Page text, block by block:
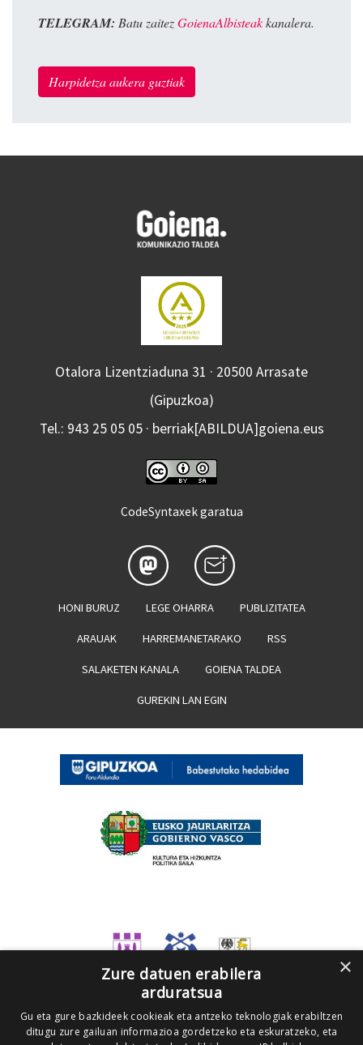
TELEGRAM: Batu zaitezGoienaAlbisteakkanalera.
Harpidetza aukera guztiak
Otalora Lizentziaduna 31 · 20500 Arrasate
(Gipuzkoa)
Tel.: 943 25 05 05 · berriak[ABILDUA]goiena.eus
CodeSyntaxek garatua
HONI BURUZ LEGE OHARRA PUBLIZITATEA
ARAUAK HARREMANETARAKO RSS
SALAKETEN KANALA GOIENA TALDEA
GUREKIN LAN EGIN
×
Zure datuen erabilera
arduratsua
Gu eta gure bazkideek cookieak eta antzeko teknologiak erabiltzen
ditugu zure gailuan informazioa gordetzeko eta eskuratzeko, eta